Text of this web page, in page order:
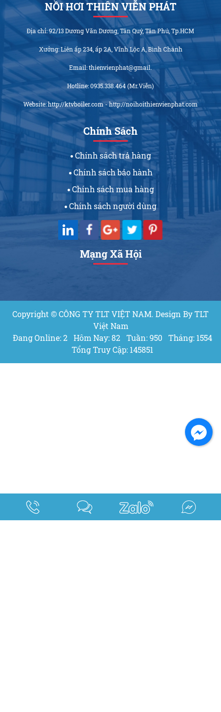
NỒI HƠI THIÊN VIỄN PHÁT
Địa chỉ: 92/13 Dương Văn Dương, Tân Quý, Tân Phú, Tp.HCM
Xưởng: Liên ấp 234, ấp 2A, Vĩnh Lộc A, Bình Chánh
Email: thienvienphat@gmail.
Hotline: 0935.338.464 (Mr.Viễn)
Website: http://ktvboiler.com - http://noihoithienvienphat.com
Chính Sách
Chính sách trả hàng
Chính sách bảo hành
Chính sách mua hàng
Chính sách người dùng
Mạng Xã Hội
Copyright © CÔNG TY TLT VIỆT NAM. Design By TLT
Việt Nam
Đang Online: 2 Hôm Nay: 82 Tuần: 950 Tháng: 1554
Tổng Truy Cập: 145851